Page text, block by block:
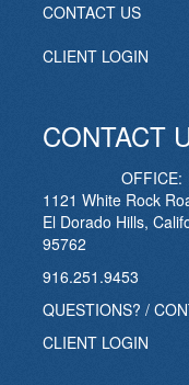
CONTACT US
CLIENT LOGIN
CONTACT
OFFICE:
1121 White Rock
El Dorado Hills,
95762
916.251.9453
QUESTIONS? /
CLIENT LOGIN